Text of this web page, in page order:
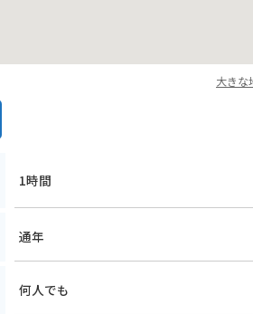
大きな
1時間
通年
何人でも